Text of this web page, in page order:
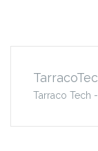
Tarraco Tech